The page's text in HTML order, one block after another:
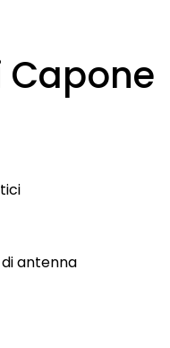
Capone
antenna